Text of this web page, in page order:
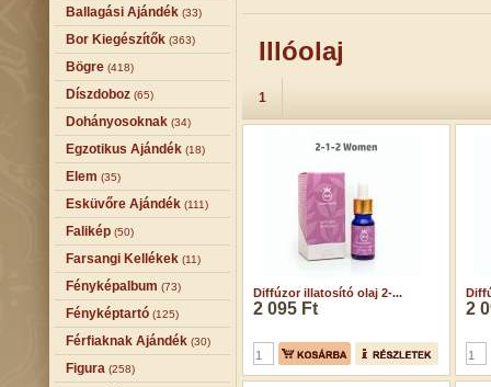
Ballagási Ajándék (33)
Bor Kiegészítők (363)
Bögre (418)
Díszdoboz (65)
Dohányosoknak (34)
Egzotikus Ajándék (18)
Elem (35)
Esküvőre Ajándék (111)
Falikép (50)
Farsangi Kellékek (11)
Fényképalbum (73)
Fényképtartó (125)
Férfiaknak Ajándék (30)
Figura (258)
Illóolaj
1
Diffúzor illatosító olaj 2-...
2 095 Ft 2